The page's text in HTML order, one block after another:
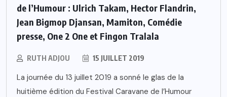
de l’Humour : Ulrich Takam, Hector Flandrin,
Jean Bigmop Djansan, Mamiton, Comédie
presse, One 2 One et Fingon Tralala
RUTH ADJOU 15 JUILLET 2019
La journée du 13 juillet 2019 a sonné le glas de la
huitième édition du Festival Caravane de l’Humour